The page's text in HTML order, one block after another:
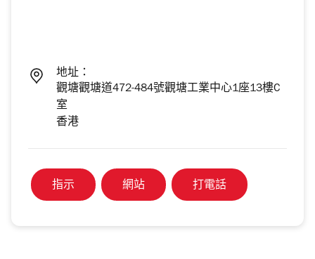
地址：
觀塘觀塘道472-484號觀塘工業中心1座13樓C
室
香港
指示 網站 打電話